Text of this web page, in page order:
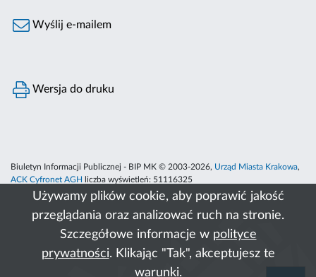
Używamy plików cookie, aby poprawić jakość
przeglądania oraz analizować ruch na stronie.
Szczegółowe informacje w polityce
prywatności. Klikając "Tak", akceptujesz te
warunki.
Wyślij e-mailem
Wersja do druku
Biuletyn Informacji Publicznej - BIP MK © 2003-2026, Urząd Miasta Krakowa,
ACK Cyfronet AGH
liczba wyświetleń: 51116325